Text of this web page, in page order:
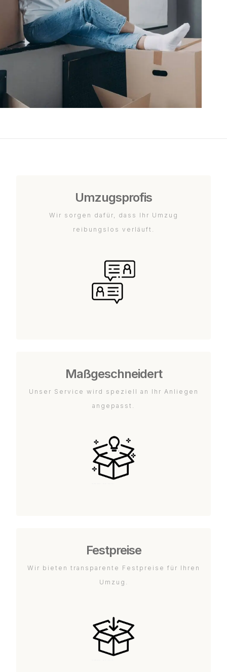
Umzugsprofis
Wir sorgen dafür, dass Ihr Umzug
reibungslos verläuft.
Maßgeschneidert
Unser Service wird speziell an Ihr Anliegen
angepasst.
Festpreise
Wir bieten transparente Festpreise für Ihren
Umzug.